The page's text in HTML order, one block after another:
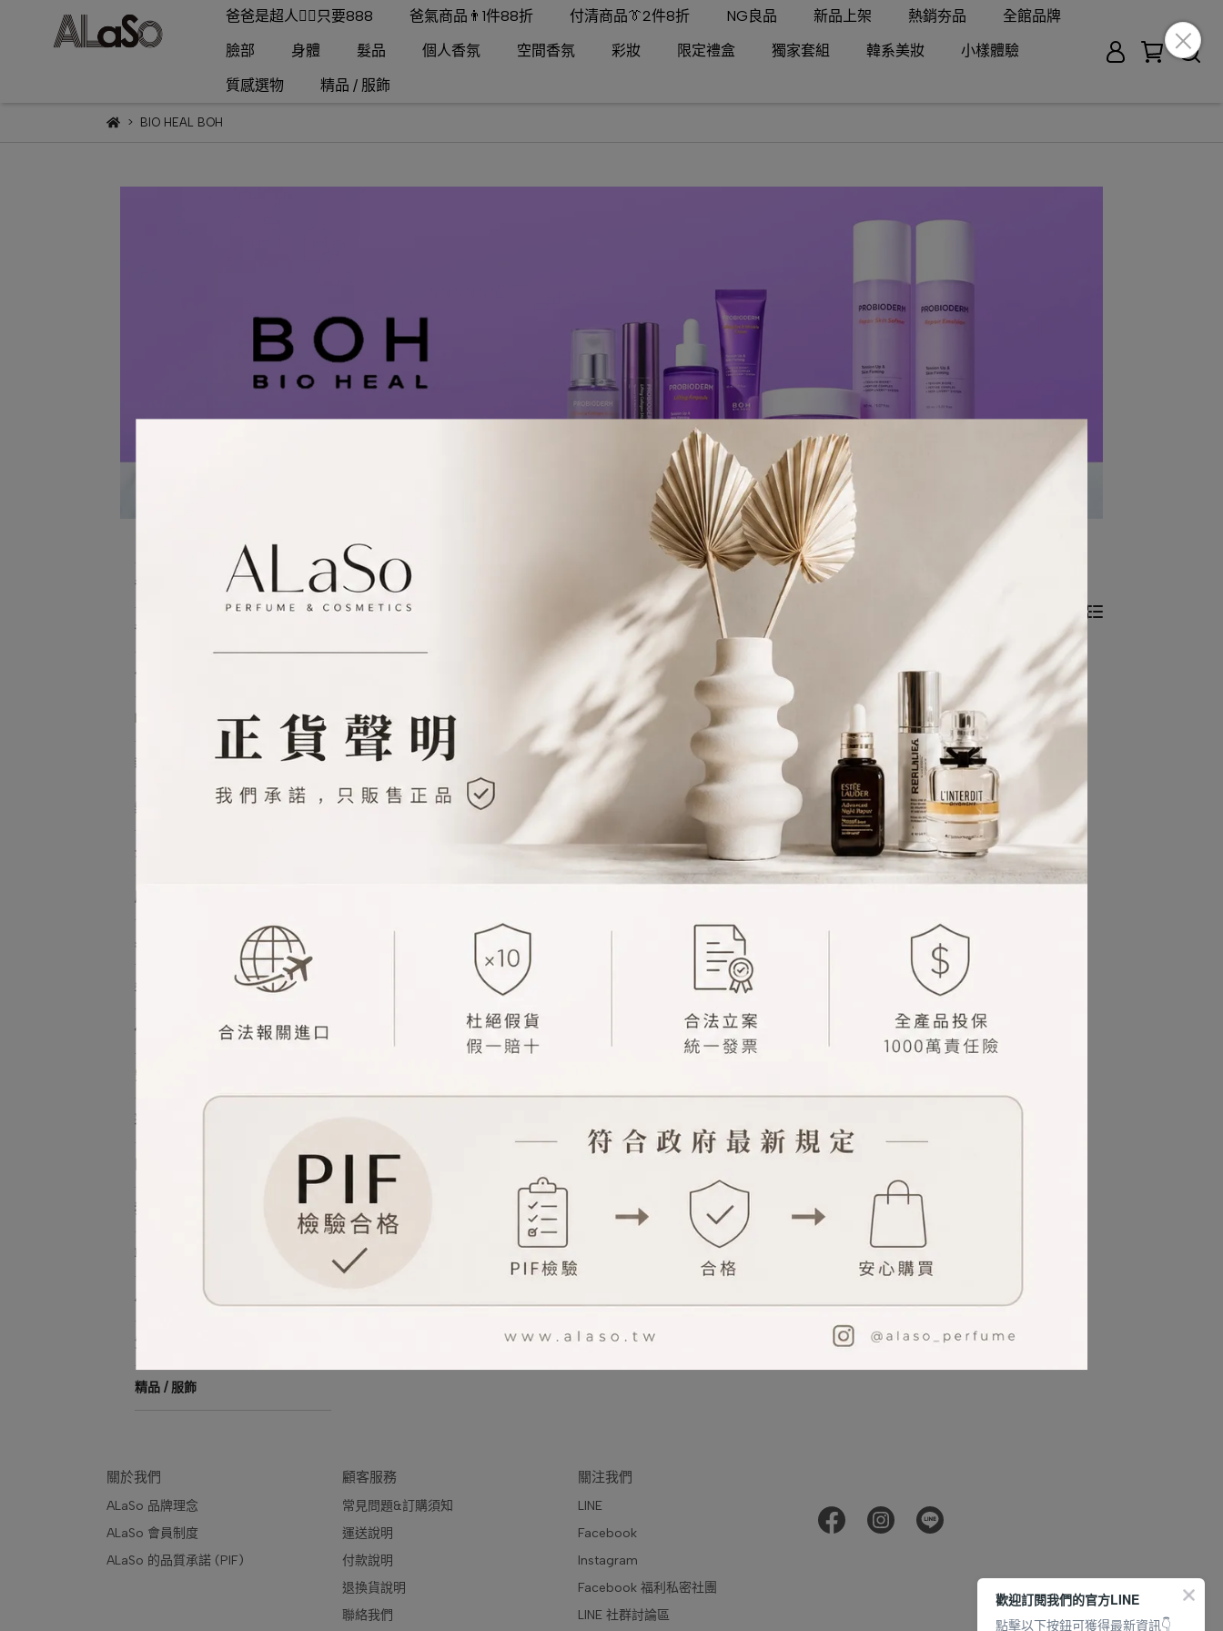
爸爸是超人🦸‍♂️只要888 爸氣商品👨1件88折 付清商品👔2件8折 NG良品 新品上架 熱銷夯品
全館品牌
臉部
身體 髮品 個人香氛 空間香氛 彩妝 限定禮盒 獨家套組 韓系美妝
小樣體驗
質感選物
精品 / 服飾
BIO HEAL BOH
爸爸是超人🦸‍♂️只要888
爸氣商品👨1件88折
付清商品👔2件8折
新品上架
熱銷夯品
全館品牌
身體
髮品
個人香氛
空間香氛
彩妝
獨家套組
韓系美妝
小樣體驗
質感選物
精品 / 服飾
BIO HEAL BOH
預設排序
很抱歉，無商品符合篩選條件
請重新輸入篩選
關於我們
ALaSo 品牌理念
ALaSo 會員制度
ALaSo 的品質承諾 (PIF)
顧客服務
常見問題&訂購須知
運送說明
付款說明
退換貨說明
聯絡我們
關注我們
LINE
Facebook
Instagram
Facebook 福利私密社團
LINE 社群討論區
歡迎訂閱我們的官方LINE
點擊以下按鈕可獲得最新資訊👇